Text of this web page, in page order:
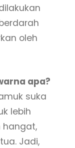
oleh
apa?
suka
lebih
hangat,
Jadi,